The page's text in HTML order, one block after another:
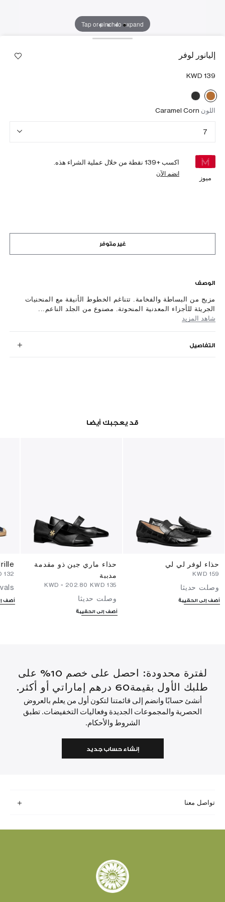
Tap or pinch to expand
إليانور لوفر
اللون Caramel Corn
7
ميوز
اكسب +139 نقطة من خلال عملية الشراء هذه.
انضم الآن
غير متوفر
الوصف
مزيج من البساطة والفخامة. تتناغم الخطوط الأنيقة مع المنحنيات
الجريئة للأجزاء المعدنية المنحوتة. مصنوع من الجلد الناعم...
شاهد المزيد
التفاصيل
قد يعجبك أيضا
حذاء لوفر لي لي
وصلت حديثا
أضف إلى الحقيبة
حذاء ماري جين ذو مقدمة
مدببة
- ⁦202.80⁩ KWD
وصلت حديثا
أضف إلى الحقيبة
أضف
لفترة محدودة: احصل على خصم 10% على
طلبك الأول بقيمة60 درهم إماراتي أو أكثر.
أنشئ حسابًا وانضم إلى قائمتنا لتكون أول من يعلم بالعروض
الحصرية والمجموعات الجديدة وفعاليات التخفيضات. تطبق
الشروط والأحكام.
إنشاء حساب جديد
تواصل معنا